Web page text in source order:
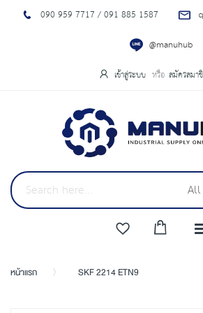
090 959 7717 / 091 885 1587
@manuhub
เข้าสู่ระบบ สมัครสมา
หน้าแรก SKF 2214 ETN9